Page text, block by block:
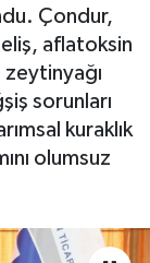
Çondur,
aflatoksin
sorunları
kuraklık
olumsuz